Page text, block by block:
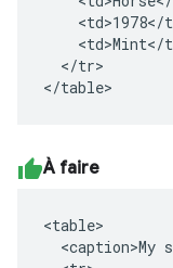
<td>1978</
<td>Mint</
  </tr>
</table>
À faire
<table>
<caption>My